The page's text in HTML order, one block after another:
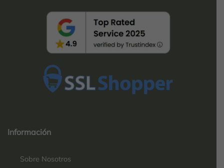
2025-
Información
Sobre Nosotros